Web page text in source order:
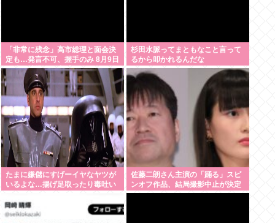
「非常に残念」高市総理と面会決
定も…発言不可、握手のみ 8月9日
長崎の被爆体験者「何のために」 |
主催の長崎市に呼ばれたから行っ
てるんだろうに
杉田水脈ってまともなこと言って
るから叩かれるんだな
たまに嫌儲にすげーイヤなヤツが
いるよな…揚げ足取ったり毒吐い
佐藤二朗さん主演の「踊る」スピ
ンオフ作品、結局撮影中止が決定
www